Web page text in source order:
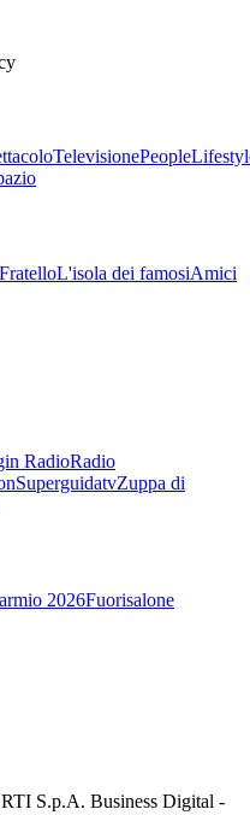
TelevisionePeople
L'isola dei famosiAmici
RadioRadio
SuperguidatvZuppa di
2026Fuorisalone
RTI S.p.A. Business Digital -